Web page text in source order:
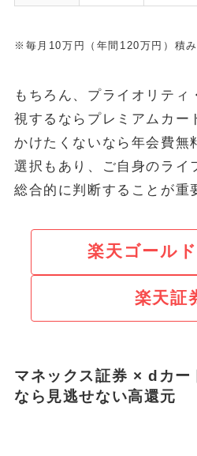
※毎月10万円（年間120万円）積
もちろん、プライオリティ
視するならプレミアムカー
かけたくないなら年会費無
選択もあり、ご自身のライ
総合的に判断することが重
楽天ゴール
楽天証
マネックス証券 × dカー
なら見逃せない高還元